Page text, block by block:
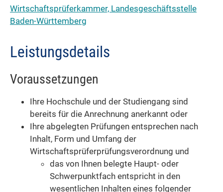
Wirtschaftsprüferkammer, Landesgeschäftsstelle
Baden-Württemberg
Leistungsdetails
Voraussetzungen
Ihre Hochschule und der Studiengang sind
bereits für die Anrechnung anerkannt oder
Ihre abgelegten Prüfungen entsprechen nach
Inhalt, Form und Umfang der
Wirtschaftsprüferprüfungsverordnung und
das von Ihnen belegte Haupt- oder
Schwerpunktfach entspricht in den
wesentlichen Inhalten eines folgender